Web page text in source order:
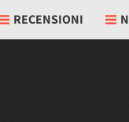
RECENSIONI